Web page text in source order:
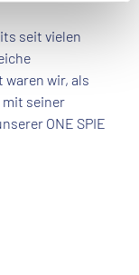
seit vielen
wir, als
mit seiner
ONE SPIE